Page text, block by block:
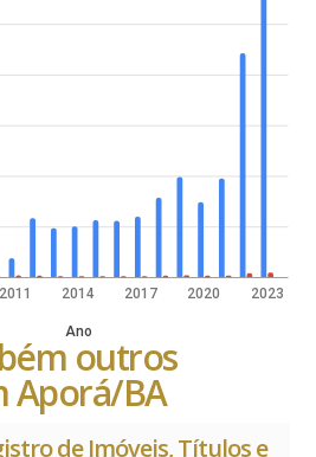
2011 2014 2017 2020 2023
Ano
outros
Aporá/BA
de Imóveis, Títulos e